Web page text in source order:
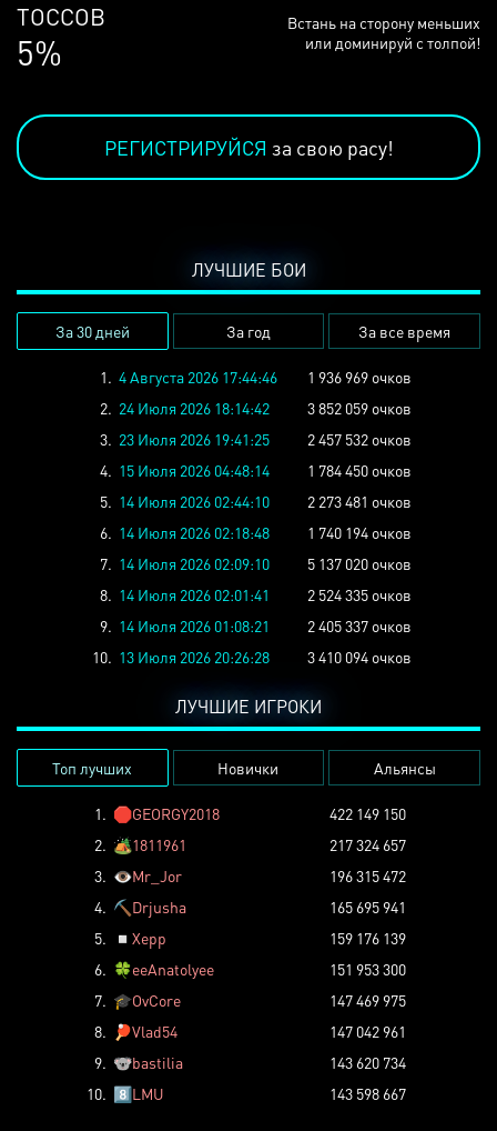
ЛЮДЕЙ
68%
Встань на сторону меньших
или доминируй с толпой!
РЕГИСТРИРУЙСЯ за свою расу!
ЛУЧШИЕ БОИ
За 30 дней За год За все время
1. 4 Августа 2026 17:44:46
1 936 969 очков
2. 24 Июля 2026 18:14:42
3 852 059 очков
3. 23 Июля 2026 19:41:25
2 457 532 очков
4. 15 Июля 2026 04:48:14
1 784 450 очков
5. 14 Июля 2026 02:44:10
2 273 481 очков
6. 14 Июля 2026 02:18:48
1 740 194 очков
7. 14 Июля 2026 02:09:10
5 137 020 очков
8. 14 Июля 2026 02:01:41
2 524 335 очков
9. 14 Июля 2026 01:08:21
2 405 337 очков
10. 13 Июля 2026 20:26:28 3 410 094 очков
ЛУЧШИЕ ИГРОКИ
Топ лучших Новички Альянсы
1. 🛑GEORGY2018
422 149 150
2. 🏕️1811961
217 324 657
3. 👁️Mr_Jor
196 315 472
4. ⛏️ Drjusha
165 695 941
5.
◽ Xepp
159 176 139
6. 🍀eeAnatolyee
151 953 300
7. 🎓OvCore
147 469 975
8.
🏓Vlad54
147 042 961
9. 🐨bastilia
143 620 734
10. 8️⃣LMU 143 598 667